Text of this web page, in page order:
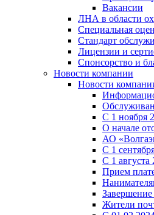
Вакансии
ЛНА в области
Специальная
Стандарт
Лицензии и
Спонсорство и
Новости компании
Новости
С 1 ноября
О начале
АО
С 1
С 1
Прием
Завершение
Жители